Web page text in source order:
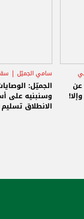
عن
سامي الجميّل
الجميّل:
وسنبنيه على
الانطلاق